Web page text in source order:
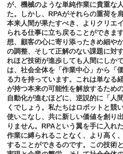
が、機械のような単純作業に貴重な
た。しかし、RPAがそれらの重荷を
本来人間が果たすべき、よりクリエ
られる仕事に立ち戻ることができま
想、顧客の心に寄り添ったきめ細や
の調整、そして正解のない課題に対
れほど技術が進歩しても人間にしか
は、社会全体を「作業中心」から「
る力を持っています。これは単なる
が持つ本来の可能性を解放するため
自動化が進むほどに、逆説的に「人
くでしょう。私たちはロボットと競
使いこなし、共に新しい価値を創り
りません。RPAという翼を手に入れ
作業に縛られることなく、より高く
することができるのです。この技術